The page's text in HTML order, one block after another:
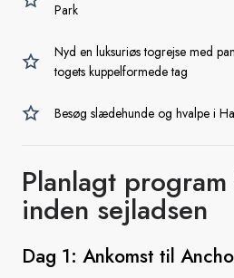
Park
Nyd en luksuriøs togrejse med
togets kuppelformede tag
Besøg slædehunde og hvalpe i
Planlagt
inden sejladsen
Dag 1: Ankomst til